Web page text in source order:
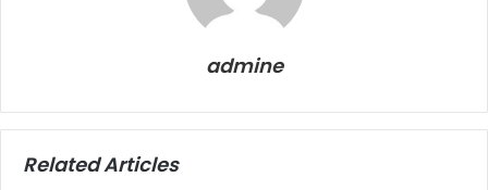
admine
Related Articles